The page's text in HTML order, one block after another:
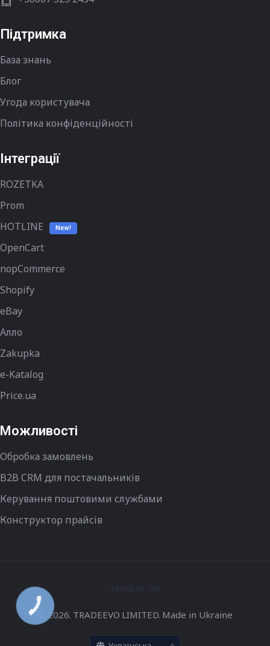
Підтримка
База знань
Блог
Угода користувача
Політика конфіденційності
Інтеграції
ROZETKA
Prom
HOTLINE
New!
OpenCart
nopCommerce
Shopify
eBay
Алло
Zakupka
e-Katalog
Price.ua
Можливості
Обробка замовлень
B2B CRM для постачальників
Керування поштовими службами
Конструктор прайсів
Terms of Use
© 2026. TRADEEVO LIMITED. Made in Ukraine
КНОПКА
ЗВ'ЯЗКУ